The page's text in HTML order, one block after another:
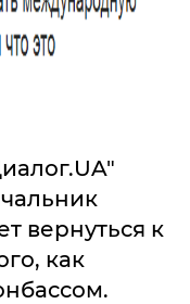
вернуться к
как